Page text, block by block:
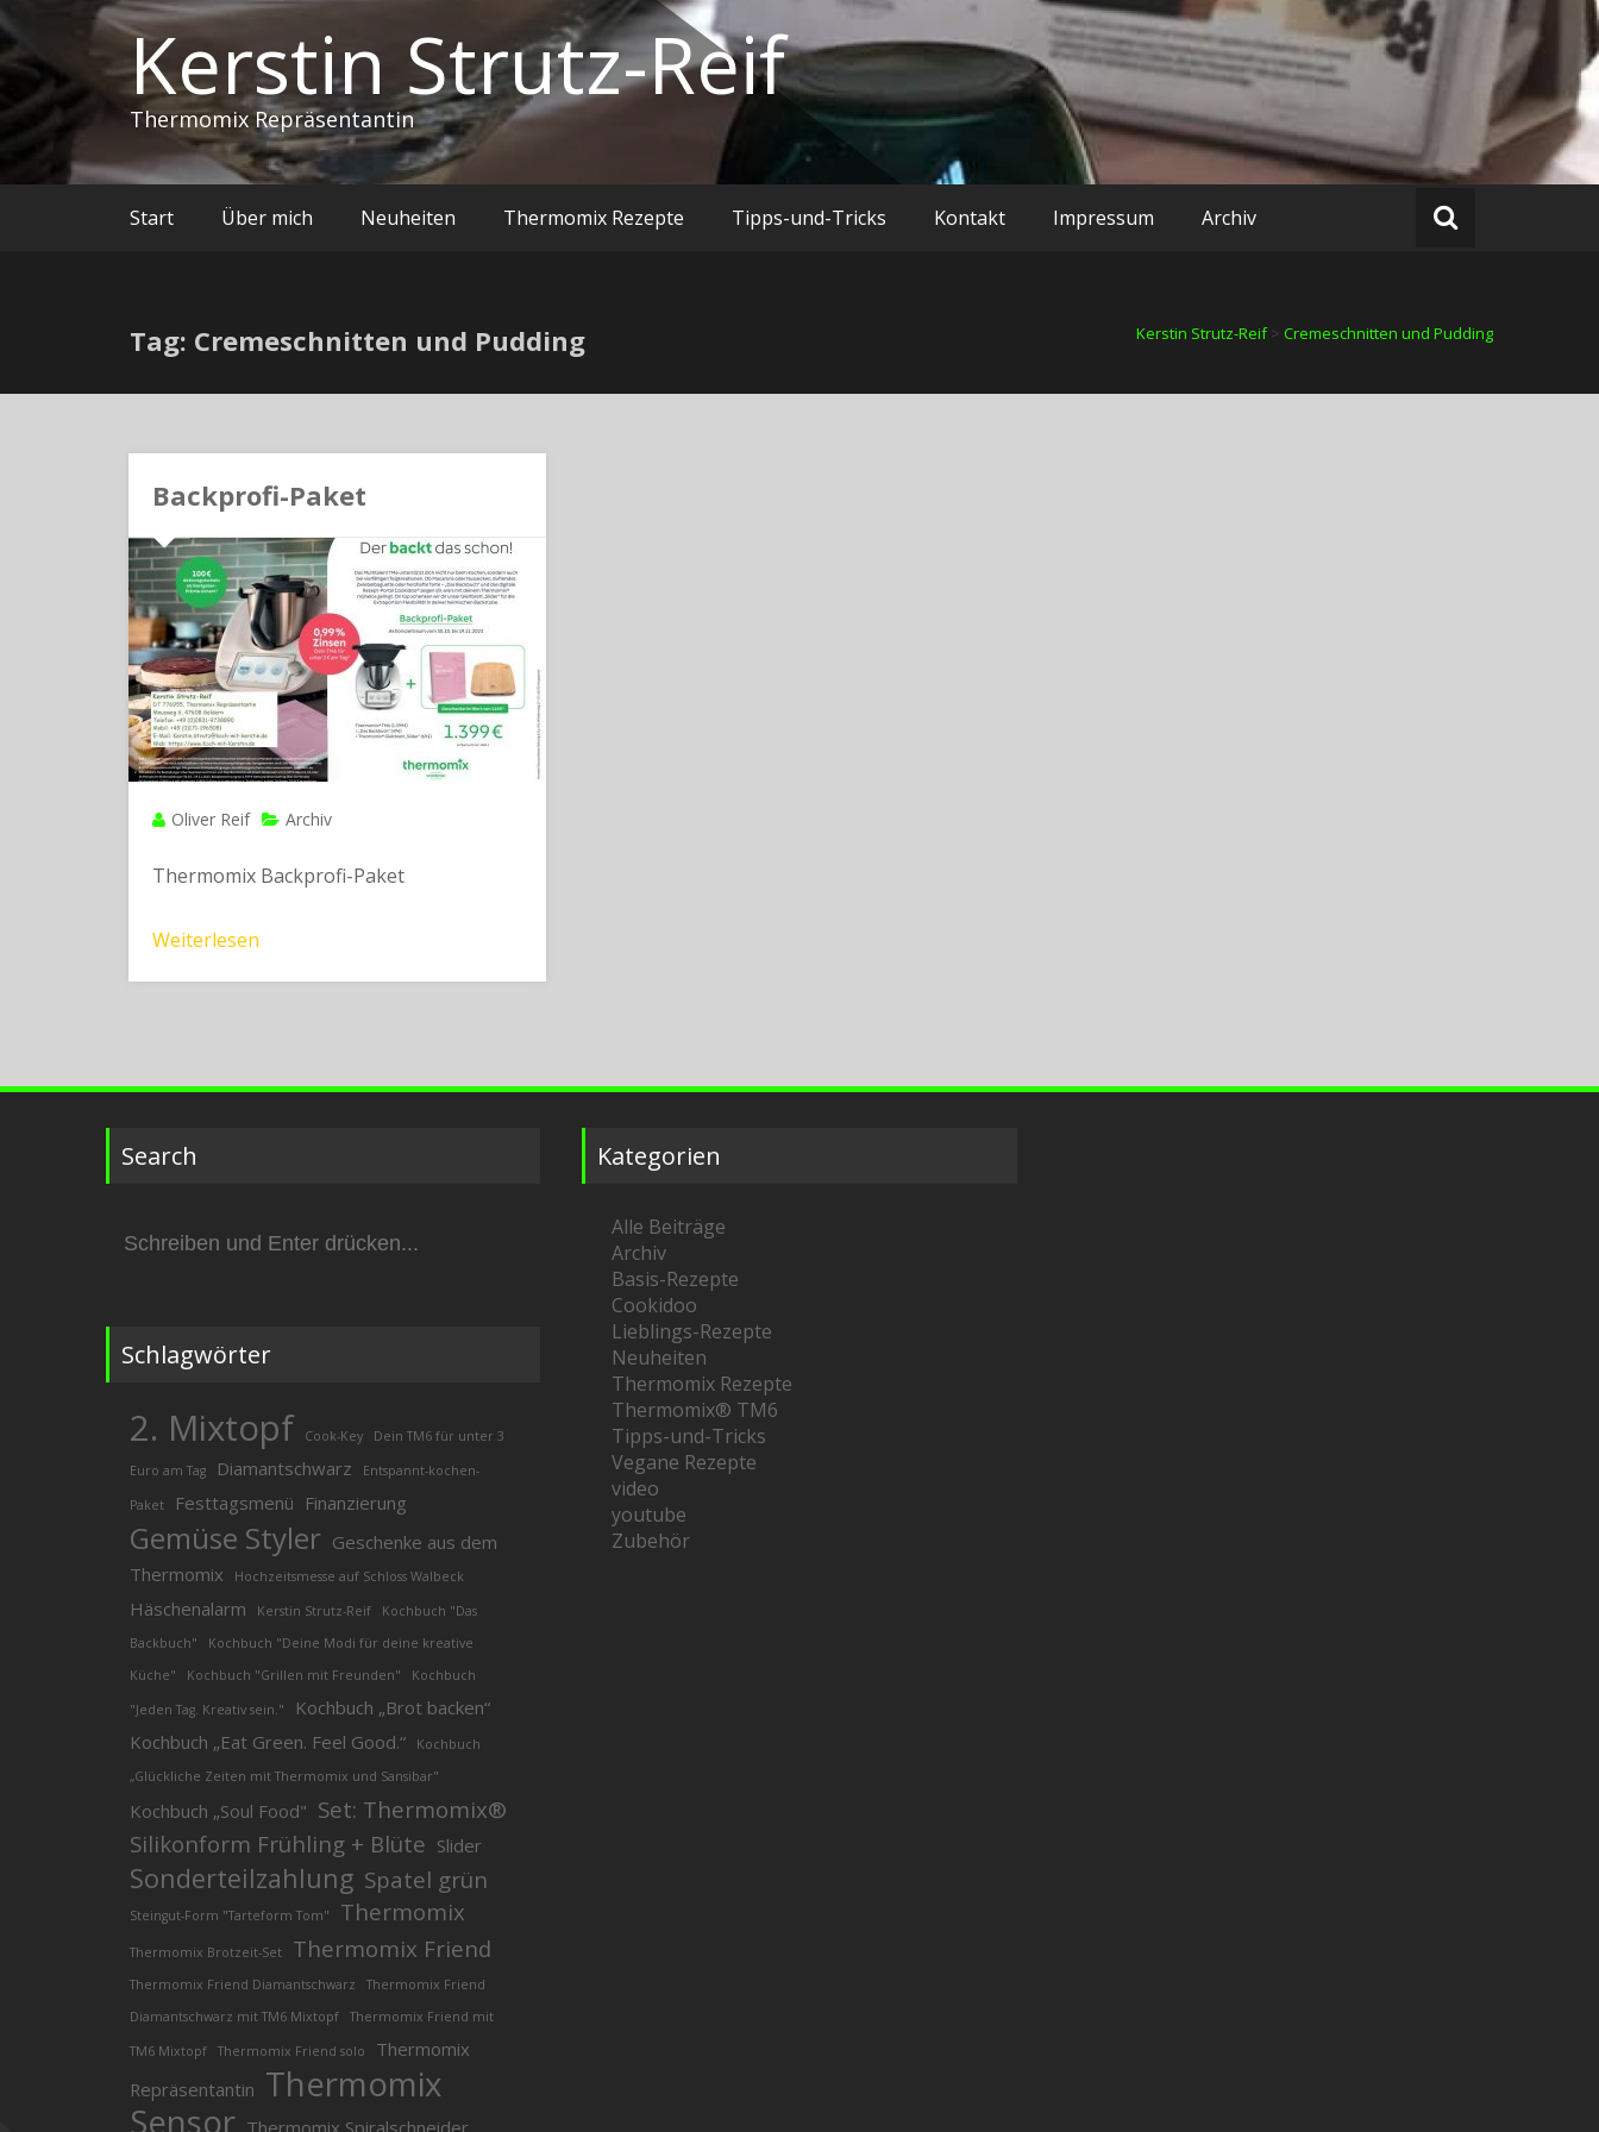
Kerstin Strutz-Reif
Thermomix Repräsentantin
Start Über mich Neuheiten Thermomix Rezepte Tipps-und-Tricks Kontakt Impressum Archiv
Tag: Cremeschnitten und Pudding Kerstin Strutz-Reif> Cremeschnitten und Pudding
Backprofi-Paket
Oliver Reif Archiv
Thermomix Backprofi-Paket
Weiterlesen
Search
nach:
Schlagwörter
2. Mixtopf Cook-Key Dein TM6 für unter 3
Euro am Tag Diamantschwarz Entspannt-kochen-
Paket Festtagsmenü Finanzierung
Gemüse Styler Geschenke aus dem
Thermomix
Hochzeitsmesse auf Schloss Walbeck
Häschenalarm Kerstin Strutz-Reif
Kochbuch "Das
Backbuch"
Kochbuch "Deine Modi für deine kreative
Küche"
Kochbuch "Grillen mit Freunden" Kochbuch
"Jeden Tag. Kreativ sein."
Kochbuch „Brot backen“
Kochbuch „Eat Green. Feel Good.“
Kochbuch
„Glückliche Zeiten mit Thermomix und Sansibar"
Kochbuch „Soul Food" Set: Thermomix®
Silikonform Frühling + Blüte Slider
Sonderteilzahlung Spatel grün
Steingut-Form "Tarteform Tom" Thermomix
Thermomix Brotzeit-Set Thermomix Friend
Thermomix Friend Diamantschwarz
Thermomix Friend
Diamantschwarz mit TM6 Mixtopf
Thermomix Friend mit
TM6 Mixtopf Thermomix Friend solo
Thermomix
Repräsentantin Thermomix
Sensor Thermomix Spiralschneider
Kategorien
Alle Beiträge
Archiv
Basis-Rezepte
Cookidoo
Lieblings-Rezepte
Neuheiten
Thermomix Rezepte
Thermomix® TM6
Tipps-und-Tricks
Vegane Rezepte
video
youtube
Zubehör